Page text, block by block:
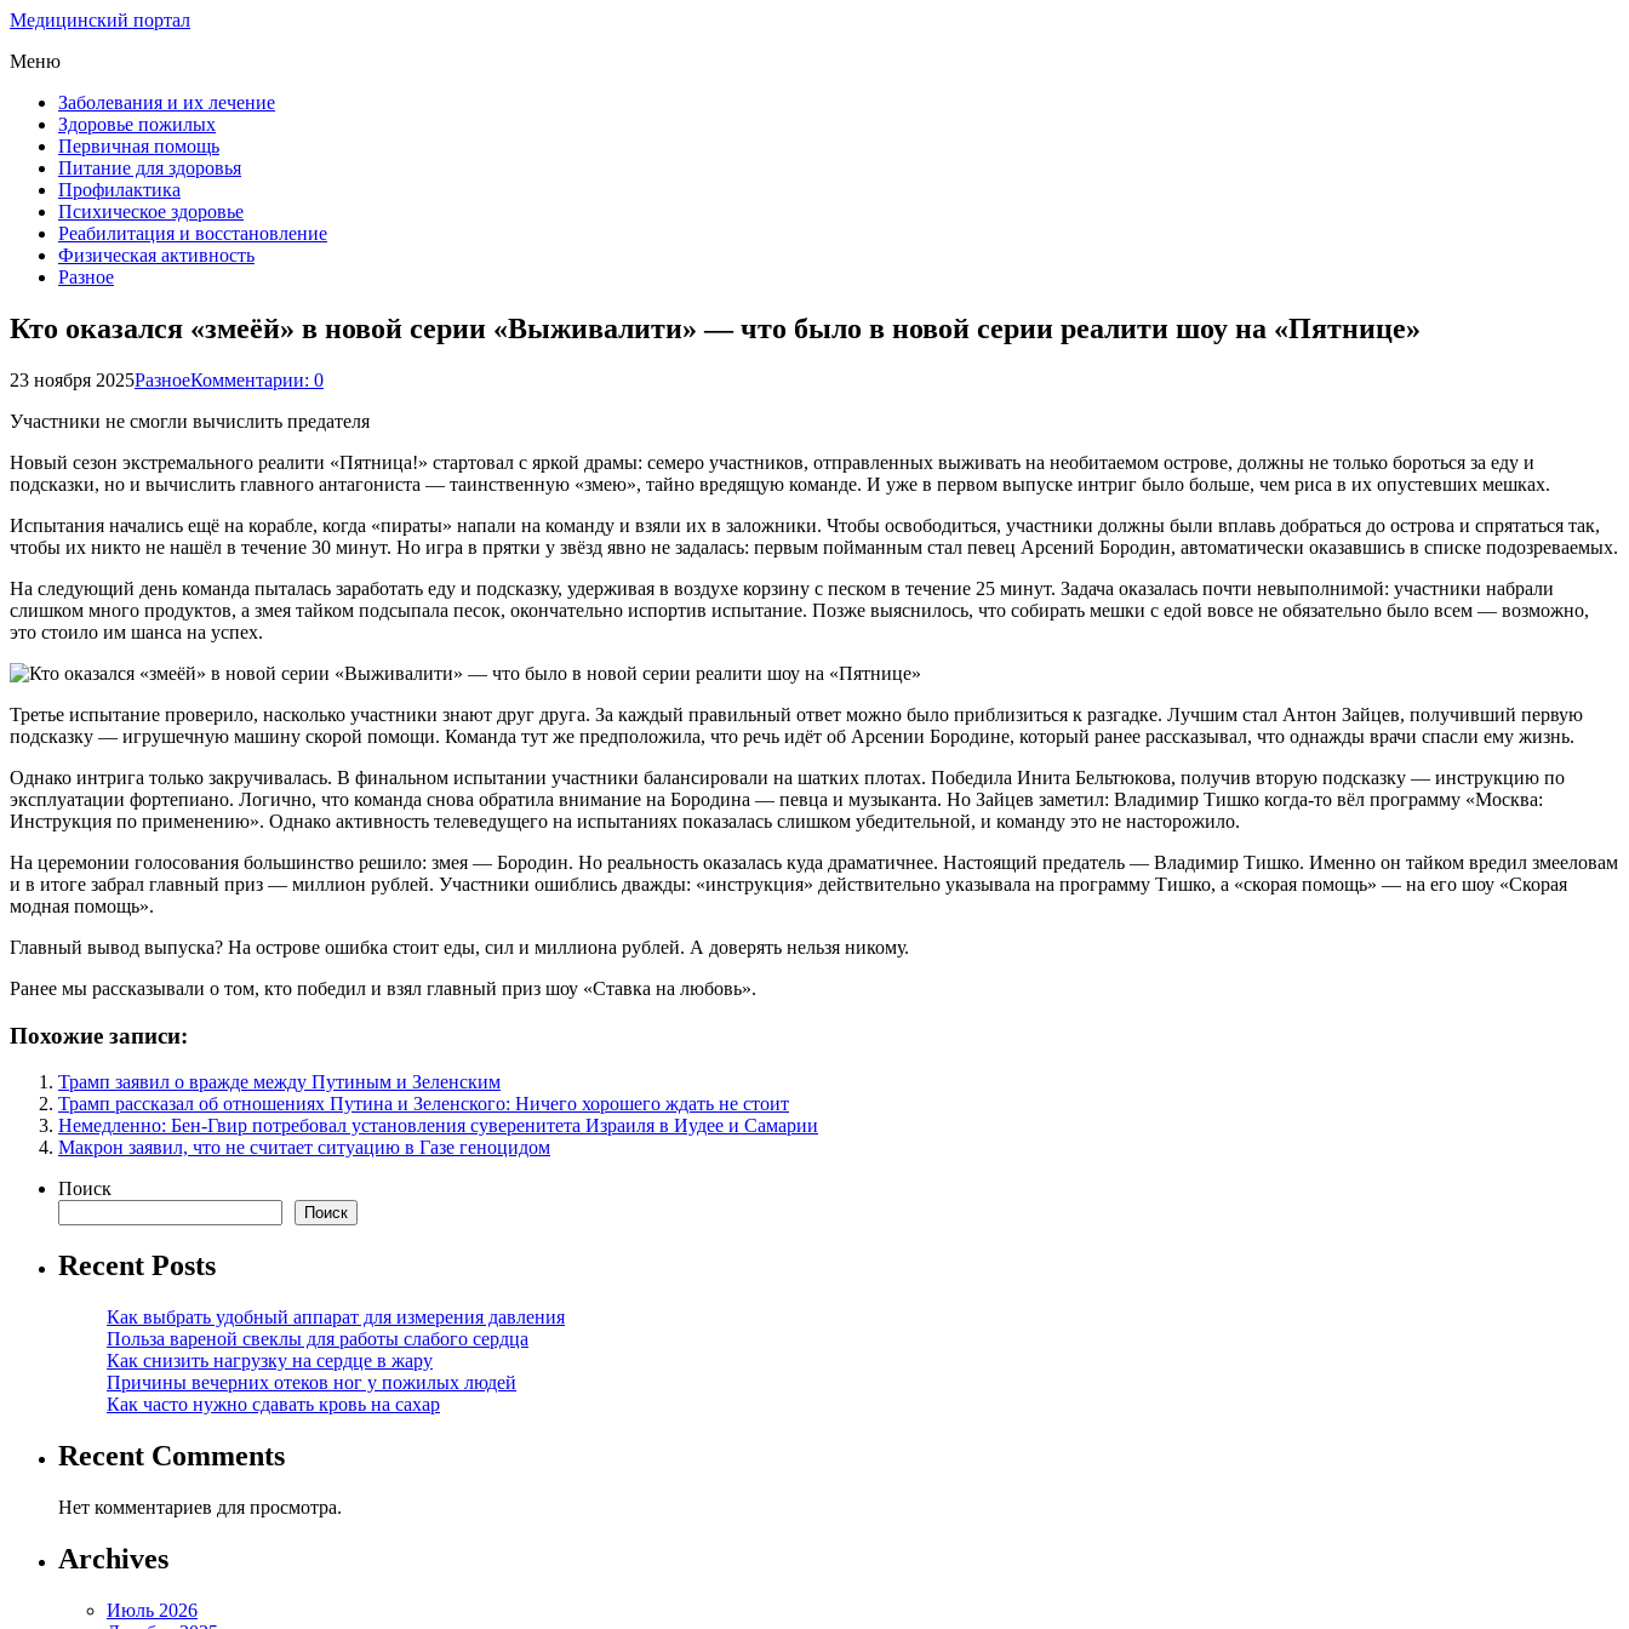
Медицинский портал
Меню
Заболевания и их лечение
Здоровье пожилых
Первичная помощь
Питание для здоровья
Профилактика
Психическое здоровье
Реабилитация и восстановление
Физическая активность
Разное
Кто оказался «змеёй» в новой серии «Выживалити» — что было в новой серии реалити шоу на «Пятнице»
23 ноября 2025РазноеКомментарии: 0
Участники не смогли вычислить предателя
Новый сезон экстремального реалити «Пятница!» стартовал с яркой драмы: семеро участников, отправленных выживать на необитаемом острове, должны не только бороться за еду и
подсказки, но и вычислить главного антагониста — таинственную «змею», тайно вредящую команде. И уже в первом выпуске интриг было больше, чем риса в их опустевших мешках.
Испытания начались ещё на корабле, когда «пираты» напали на команду и взяли их в заложники. Чтобы освободиться, участники должны были вплавь добраться до острова и спрятаться так,
чтобы их никто не нашёл в течение 30 минут. Но игра в прятки у звёзд явно не задалась: первым пойманным стал певец Арсений Бородин, автоматически оказавшись в списке подозреваемых.
На следующий день команда пыталась заработать еду и подсказку, удерживая в воздухе корзину с песком в течение 25 минут. Задача оказалась почти невыполнимой: участники набрали
слишком много продуктов, а змея тайком подсыпала песок, окончательно испортив испытание. Позже выяснилось, что собирать мешки с едой вовсе не обязательно было всем — возможно,
это стоило им шанса на успех.
Третье испытание проверило, насколько участники знают друг друга. За каждый правильный ответ можно было приблизиться к разгадке. Лучшим стал Антон Зайцев, получивший первую
подсказку — игрушечную машину скорой помощи. Команда тут же предположила, что речь идёт об Арсении Бородине, который ранее рассказывал, что однажды врачи спасли ему жизнь.
Однако интрига только закручивалась. В финальном испытании участники балансировали на шатких плотах. Победила Инита Бельтюкова, получив вторую подсказку — инструкцию по
эксплуатации фортепиано. Логично, что команда снова обратила внимание на Бородина — певца и музыканта. Но Зайцев заметил: Владимир Тишко когда-то вёл программу «Москва:
Инструкция по применению». Однако активность телеведущего на испытаниях показалась слишком убедительной, и команду это не насторожило.
На церемонии голосования большинство решило: змея — Бородин. Но реальность оказалась куда драматичнее. Настоящий предатель — Владимир Тишко. Именно он тайком вредил змееловам
и в итоге забрал главный приз — миллион рублей. Участники ошиблись дважды: «инструкция» действительно указывала на программу Тишко, а «скорая помощь» — на его шоу «Скорая
модная помощь».
Главный вывод выпуска? На острове ошибка стоит еды, сил и миллиона рублей. А доверять нельзя никому.
Ранее мы рассказывали о том, кто победил и взял главный приз шоу «Ставка на любовь».
Похожие записи:
Трамп заявил о вражде между Путиным и Зеленским
Трамп рассказал об отношениях Путина и Зеленского: Ничего хорошего ждать не стоит
Немедленно: Бен-Гвир потребовал установления суверенитета Израиля в Иудее и Самарии
Макрон заявил, что не считает ситуацию в Газе геноцидом
Поиск
Поиск
Recent Posts
Как выбрать удобный аппарат для измерения давления
Польза вареной свеклы для работы слабого сердца
Как снизить нагрузку на сердце в жару
Причины вечерних отеков ног у пожилых людей
Как часто нужно сдавать кровь на сахар
Recent Comments
Нет комментариев для просмотра.
Archives
Июль 2026